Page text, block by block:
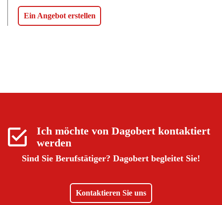
Ein Angebot erstellen
Ich möchte von Dagobertkontaktiert
werden
Sind Sie Berufstätiger? Dagobert begleitet Sie!
Kontaktieren Sie uns